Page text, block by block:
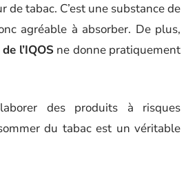
de tabac. C’est une substance de
agréable à absorber. De plus,
l’IQOSne donne pratiquement
des produits à risques
du tabac est un véritable